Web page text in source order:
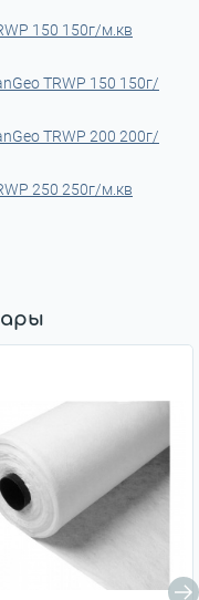
150 150г/м.кв
ТRWP 150 150г/
ТRWP 200 200г/
250 250г/м.кв